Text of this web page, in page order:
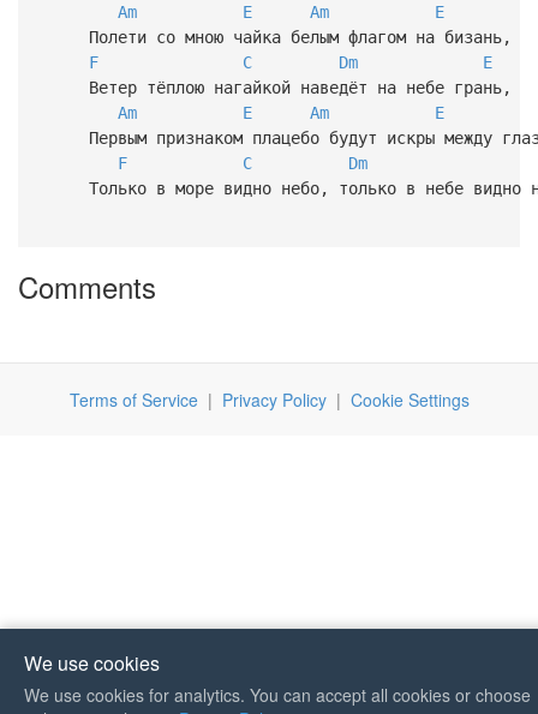
Am E Am
E
Полети со мною чайка белым флагом на бизань,
F
C Dm
E
Ветер тёплою нагайкой наведёт на небе грань,
Am
E Am
E
Первым признаком плацебо будут искры между
F
C
Dm
Только в море видно небо, только в небе видно
Comments
Terms of Service| Privacy Policy| Cookie Settings
We use cookies
We use cookies for analytics. You can accept all cookies or choose